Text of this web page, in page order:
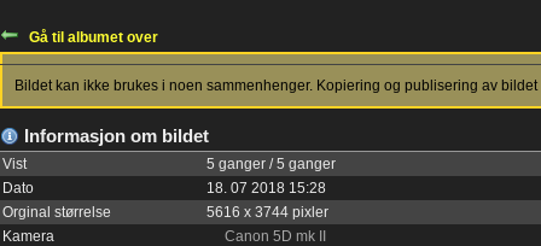
Gå til albumet over
Bildet kan ikke brukes i noen sammenhenger. Kopiering og publisering av bildet
Informasjon om bildet
Vist
5 ganger / 5 ganger
Dato
18. 07 2018 15:28
Orginal størrelse
5616 x 3744 pixler
Kamera
Canon 5D mk II